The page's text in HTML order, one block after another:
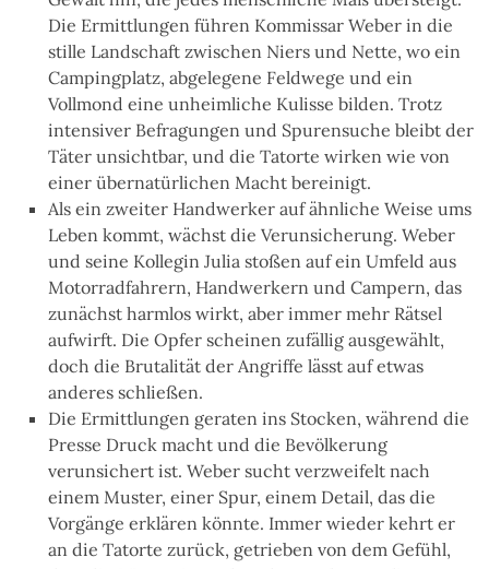
Die Ermittlungen führen Kommissar Weber in die
stille Landschaft zwischen Niers und Nette, wo ein
Campingplatz, abgelegene Feldwege und ein
Vollmond eine unheimliche Kulisse bilden. Trotz
intensiver Befragungen und Spurensuche bleibt der
Täter unsichtbar, und die Tatorte wirken wie von
einer übernatürlichen Macht bereinigt.
Als ein zweiter Handwerker auf ähnliche Weise ums
Leben kommt, wächst die Verunsicherung. Weber
und seine Kollegin Julia stoßen auf ein Umfeld aus
Motorradfahrern, Handwerkern und Campern, das
zunächst harmlos wirkt, aber immer mehr Rätsel
aufwirft. Die Opfer scheinen zufällig ausgewählt,
doch die Brutalität der Angriffe lässt auf etwas
anderes schließen.
Die Ermittlungen geraten ins Stocken, während die
Presse Druck macht und die Bevölkerung
verunsichert ist. Weber sucht verzweifelt nach
einem Muster, einer Spur, einem Detail, das die
Vorgänge erklären könnte. Immer wieder kehrt er
an die Tatorte zurück, getrieben von dem Gefühl,